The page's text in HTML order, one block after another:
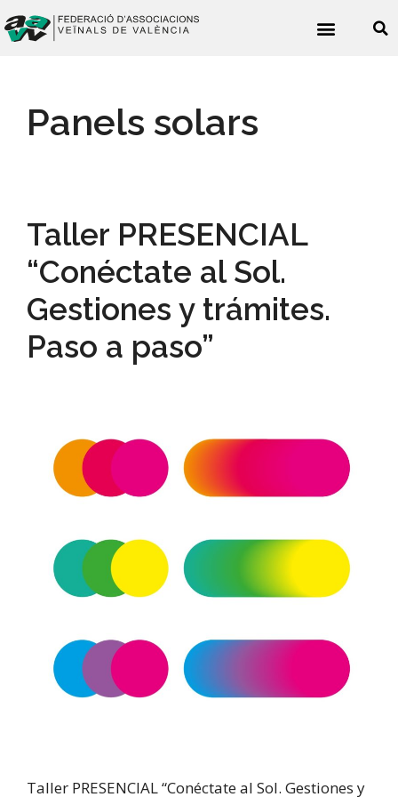
Panels solars
Taller PRESENCIAL
“Conéctate al Sol.
Gestiones y trámites.
Paso a paso”
Taller PRESENCIAL “Conéctate al Sol. Gestiones y